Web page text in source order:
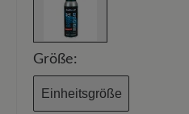
Größe:
Einheitsgröße